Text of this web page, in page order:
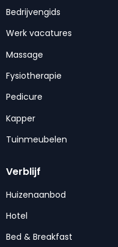
Bedrijvengids
Werk vacatures
Massage
Fysiotherapie
Pedicure
Kapper
Tuinmeubelen
Verblijf
Huizenaanbod
Hotel
Bed & Breakfast